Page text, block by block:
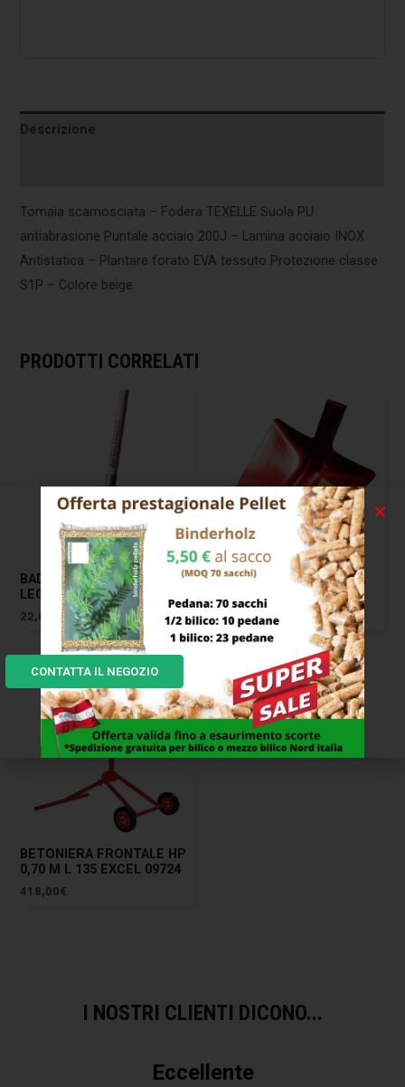
Descrizione
Tomaia scamosciata – Fodera TEXELLE Suola PU
antiabrasione Puntale acciaio 200J – Lamina acciaio INOX
Antistatica – Plantare forato EVA tessuto Protezione classe
S1P – Colore beige
PRODOTTI CORRELATI
BADILE IMPRESA PUNTA
LEGA ECO M/TO MASS
22,00
BADILE IMPRESA PUNTA
LEGA SCUDO MASS
18,00€
BETONIERA FRONTALE HP
0,70 M L 135 EXCEL 09724
418,00€
I NOSTRI CLIENTI DICONO...
Eccellente
CONTATTA IL NEGOZIO